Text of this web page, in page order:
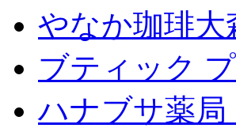
やなか珈琲大
ブティック
ハナブサ薬局